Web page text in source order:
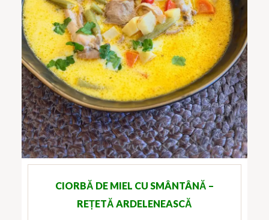
CIORBĂ DE MIEL CU SMÂNTÂNĂ –
REȚETĂ ARDELENEASCĂ